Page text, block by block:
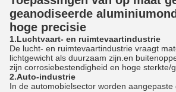
geanodiseerde
hoge precisie
1.Luchtvaart- en ruimtevaartindustrie
De lucht- en ruimtevaartindustrie vraagt
lichtgewicht als duurzaam zijn.en
zijn corrosiebestendigheid en hoge sterkte/
2.Auto-industrie
In de automobielsector worden